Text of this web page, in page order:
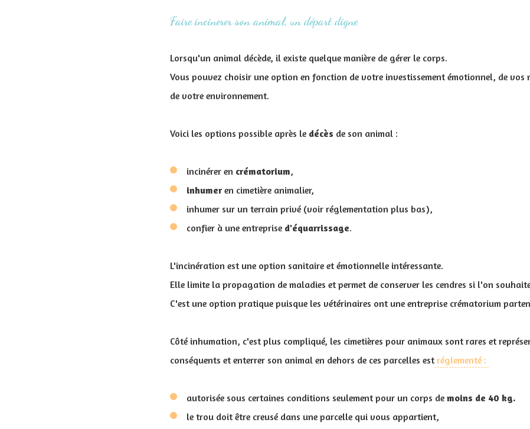
Faire incinerer son animal, un départ digne
Lorsqu'un animal décède, il existe quelque manière de gérer le corps.
Vous pouvez choisir une option en fonction de votre investissement émotionnel, de vos
de votre environnement.
Voici les options possible après le décès de son animal :
incinérer en crématorium,
inhumeren cimetière animalier,
inhumer sur un terrain privé (voir réglementation plus bas),
confier à une entreprise d'équarrissage.
L'incinération est une option sanitaire et émotionnelle intéressante.
Elle limite la propagation de maladies et permet de conserver les cendres si l'on
C'est une option pratique puisque les vétérinaires ont une entreprise crématorium
Côté inhumation, c'est plus compliqué, les cimetières pour animaux sont rares et
conséquents et enterrer son animal en dehors de ces parcelles estréglementé :
autorisée sous certaines conditions seulement pour un corps de moins de 40 kg.
le trou doit être creusé dans une parcelle qui vous appartient,